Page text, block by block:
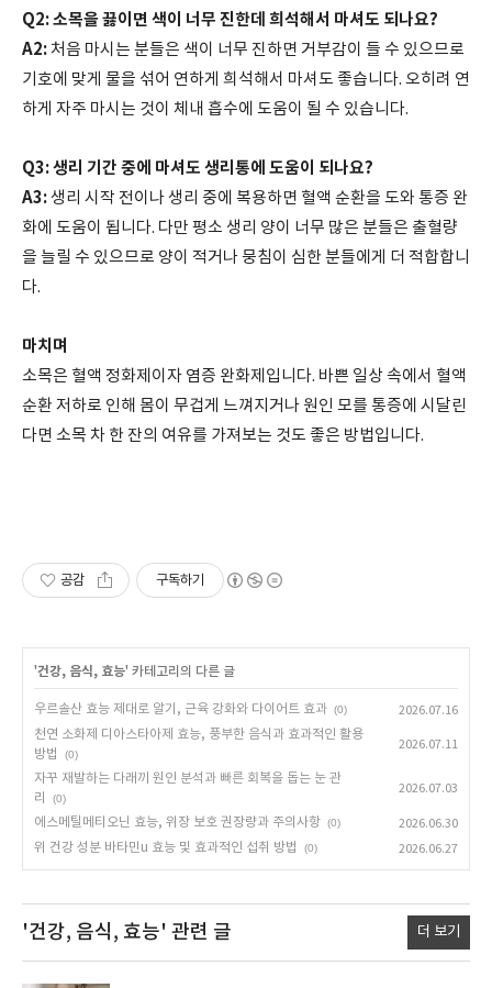
Q2: 소목을 끓이면 색이 너무 진한데 희석해서 마셔도 되나요?
A2:처음 마시는 분들은 색이 너무 진하면 거부감이 들 수 있으므로
기호에 맞게 물을 섞어 연하게 희석해서 마셔도 좋습니다. 오히려 연
하게 자주 마시는 것이 체내 흡수에 도움이 될 수 있습니다.
Q3: 생리 기간 중에 마셔도 생리통에 도움이 되나요?
A3:생리 시작 전이나 생리 중에 복용하면 혈액 순환을 도와 통증 완
화에 도움이 됩니다. 다만 평소 생리 양이 너무 많은 분들은 출혈량
을 늘릴 수 있으므로 양이 적거나 뭉침이 심한 분들에게 더 적합합니
다.
마치며
소목은 혈액 정화제이자 염증 완화제입니다. 바쁜 일상 속에서 혈액
순환 저하로 인해 몸이 무겁게 느껴지거나 원인 모를 통증에 시달린
다면 소목 차 한 잔의 여유를 가져보는 것도 좋은 방법입니다.
공감 구독하기
'건강, 음식, 효능' 카테고리의 다른 글
우르솔산 효능 제대로 알기, 근육 강화와 다이어트 효과 (0)
2026.07.16
천연 소화제 디아스타아제 효능, 풍부한 음식과 효과적인 활용
방법
(0)
2026.07.11
자꾸 재발하는 다래끼 원인 분석과 빠른 회복을 돕는 눈 관
리
(0)
2026.07.03
에스메틸메티오닌 효능, 위장 보호 권장량과 주의사항 (0)
2026.06.30
위 건강 성분 바타민u 효능 및 효과적인 섭취 방법
(0) 2026.06.27
'건강, 음식, 효능' 관련 글 더 보기